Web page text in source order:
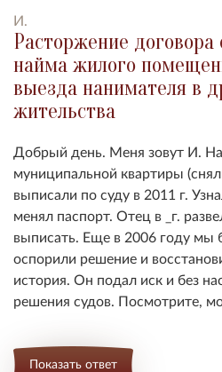
И.
Расторжение договора
найма жилого
выезда нанимателя в
жительства
Добрый день. Меня зовут И.
муниципальной квартиры
выписали по суду в 2011 г.
менял паспорт. Отец в _г.
выписать. Еще в 2006 году мы
оспорили решение и
история. Он подал иск и без
решения судов. Посмотрите,
Показать ответ